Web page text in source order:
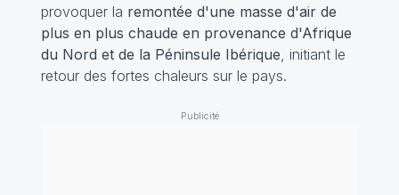
provoquer la remontée d'une masse d'air de
plus en plus chaude en provenance d'Afrique
du Nord et de la Péninsule Ibérique, initiant le
retour des fortes chaleurs sur le pays.